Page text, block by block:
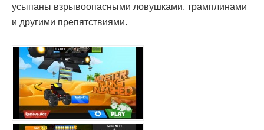
усыпаны взрывоопасными ловушками, трамплинами
и другими препятствиями.